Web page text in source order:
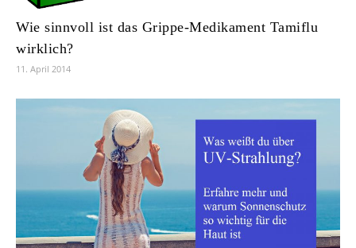
Wie sinnvoll ist das Grippe-Medikament Tamiflu
wirklich?
11. April 2014